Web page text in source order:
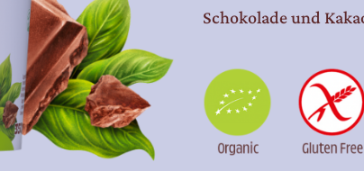
Schokolade und